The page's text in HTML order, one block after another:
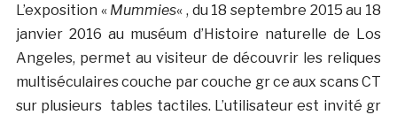
L’exposition « Mummies« , du 18 septembre 2015 au 18
janvier 2016 au muséum d’Histoire naturelle de Los
Angeles, permet au visiteur de découvrir les reliques
multiséculaires couche par couche gr ce aux scans CT
sur plusieurs tables tactiles. L’utilisateur est invité gr